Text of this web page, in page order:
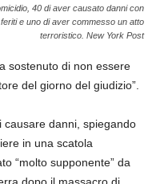
40 di aver causato danni con
e uno di aver commesso un atto
terroristico. New York Post
sostenuto di non essere
del giorno del giudizio”.
causare danni, spiegando
in una scatola
“molto supponente” da
dopo il massacro di